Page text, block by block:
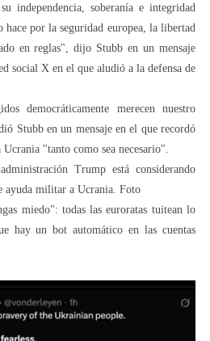
independencia, soberanía e integridad
por la seguridad europea, la libertad
en reglas", dijo Stubb en un mensaje
social X en el que aludió a la defensa de
democráticamente merecen nuestro
Stubb en un mensaje en el que recordó
"tanto como sea necesario".
Trump está considerando
ayuda militar a Ucrania. Foto
miedo": todas las euroratas tuitean lo
hay un bot automático en las cuentas